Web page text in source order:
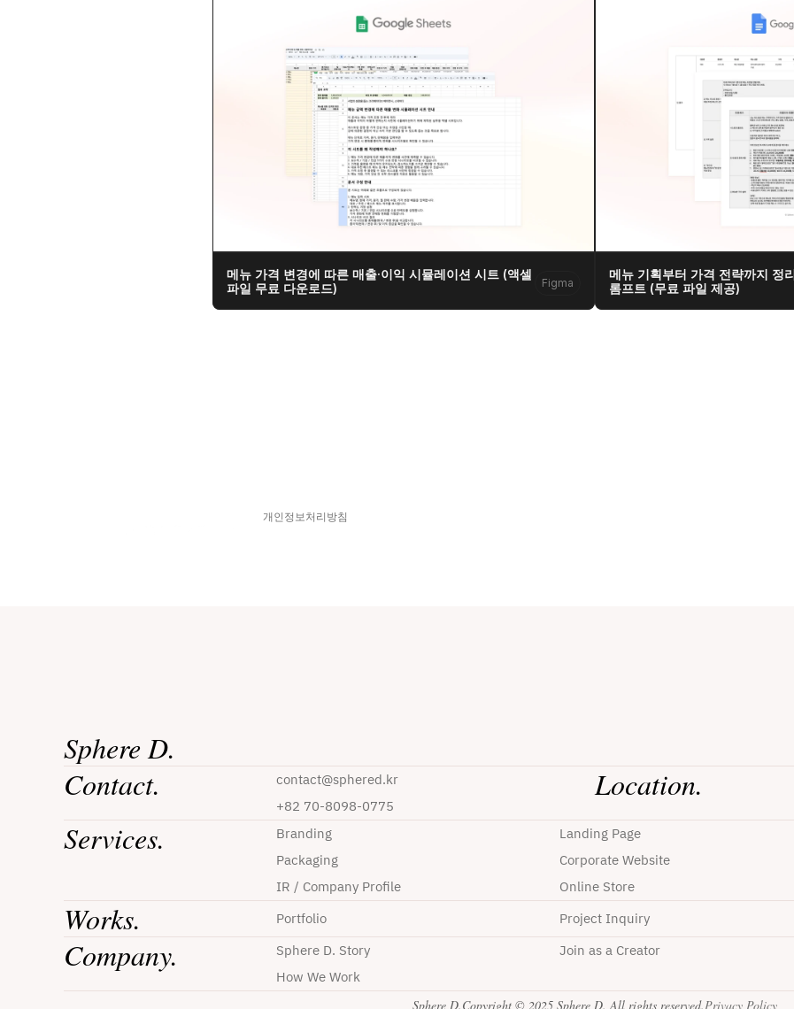
메뉴 가격 변경에 따른 매출·이익 시뮬레이션 시트 (액셀
파일 무료 다운로드)
Figma
메뉴 기획부터 가격 전략까지 정
롬프트 (무료 파일 제공)
개인정보처리방침
Sphere D.
Contact.
contact@sphered.kr
+82 70-8098-0775
Location.
Services.
Branding
Packaging
IR / Company Profile
Landing Page
Corporate Website
Online Store
Works. Portfolio Project Inquiry
Company.
Sphere D. Story
How We Work
Join as a Creator
Sphere D.Copyright © 2025 Sphere D. All rights reserved.Privacy Policy